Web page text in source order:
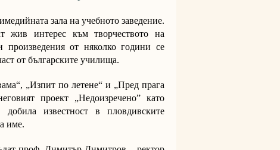
зала на учебното заведение.
жив интерес към творчеството на
от няколко години се
от българските училища.
„Изпит по летене“ и „Пред прага
проект „Недоизречено”като
добила известност в пловдивските
име.